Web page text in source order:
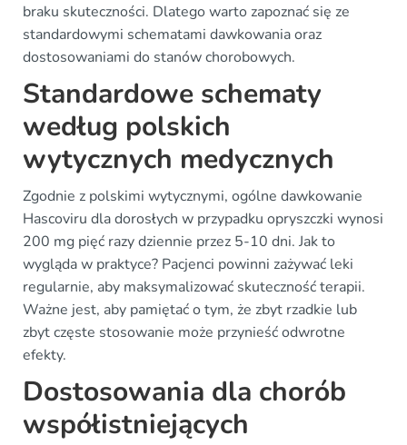
braku skuteczności. Dlatego warto zapoznać się ze
standardowymi schematami dawkowania oraz
dostosowaniami do stanów chorobowych.
Standardowe schematy
według polskich
wytycznych medycznych
Zgodnie z polskimi wytycznymi, ogólne dawkowanie
Hascoviru dla dorosłych w przypadku opryszczki wynosi
200 mg pięć razy dziennie przez 5-10 dni. Jak to
wygląda w praktyce? Pacjenci powinni zażywać leki
regularnie, aby maksymalizować skuteczność terapii.
Ważne jest, aby pamiętać o tym, że zbyt rzadkie lub
zbyt częste stosowanie może przynieść odwrotne
efekty.
Dostosowania dla chorób
współistniejących